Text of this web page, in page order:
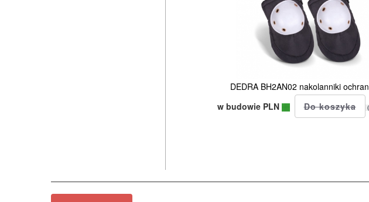
DEDRA BH2AN02 nakolanniki
w budowie PLN